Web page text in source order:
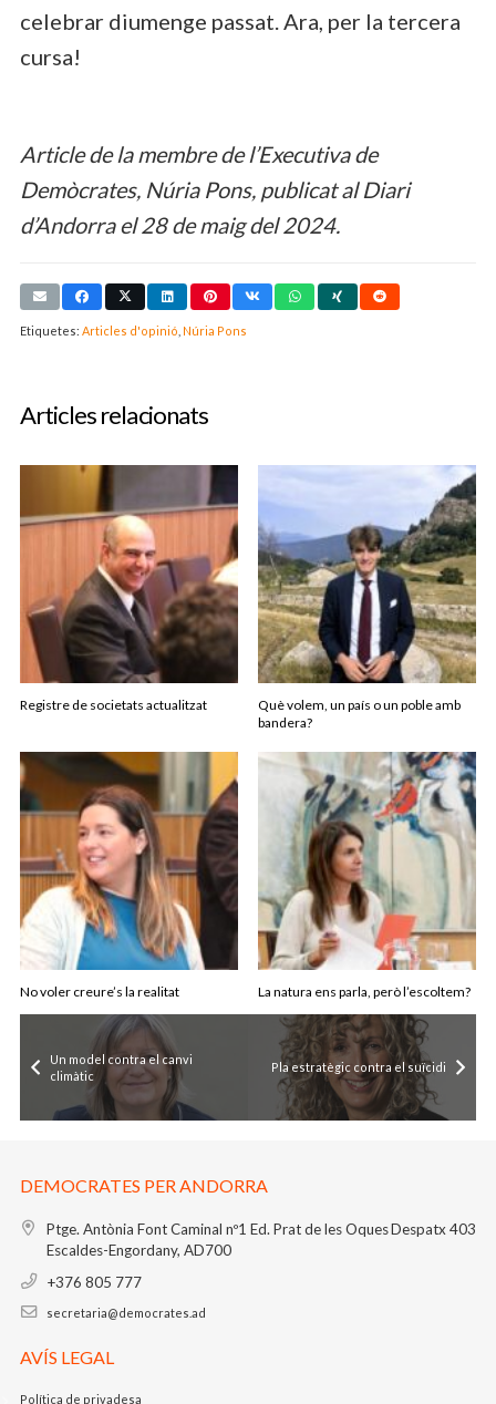
celebrar diumenge passat. Ara, per la tercera
cursa!
Article de la membre de l’Executiva de
Demòcrates, Núria Pons, publicat al Diari
d’Andorra el 28 de maig del 2024.
Etiquetes: Articles d'opinió Núria Pons
Articles relacionats
Registre de societats actualitzat
Què volem, un país o un poble amb
bandera?
No voler creure’s la realitat La natura ens parla, però l’escoltem?
Un model contra el canvi
climàtic
Pla estratègic contra el suïcidi
DEMOCRATES PER ANDORRA
Ptge. Antònia Font Caminal nº1 Ed. Prat de les OquesDespatx 403
Escaldes-Engordany, AD700
+376 805 777
secretaria@democrates.ad
AVÍS LEGAL
Política de privadesa